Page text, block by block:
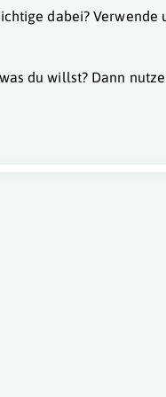
dabei?
du willst? Dann